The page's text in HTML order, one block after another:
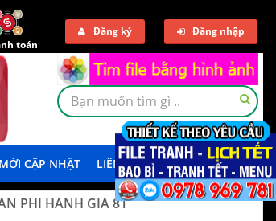
toán
Đăng ký Đăng nhập
CẬP NHẬT LIÊN HỆ TẢI DEMO
PHI HANH GIA 81